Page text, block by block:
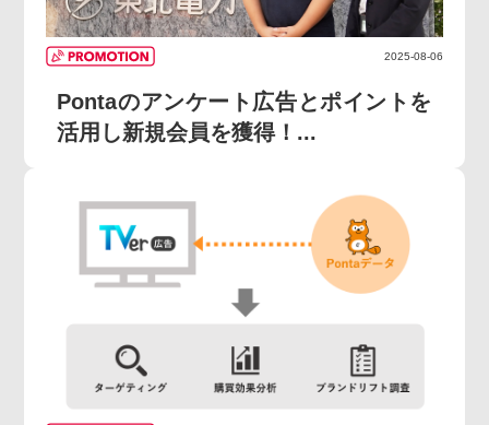
2025-08-06
Pontaのアンケート広告とポイントを
活用し新規会員を獲得！...